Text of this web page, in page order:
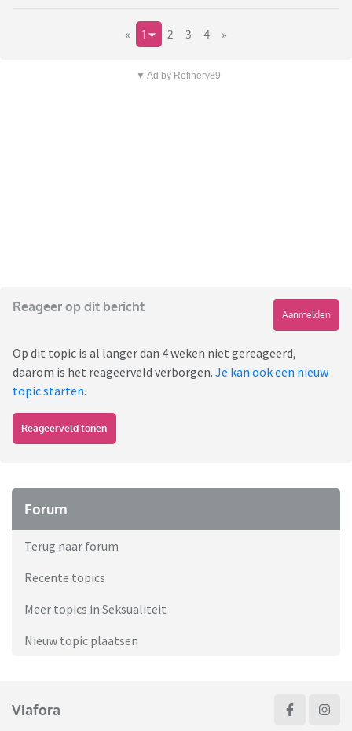
« 1 2 3 4 »
▼ Ad by Refinery89
Reageer op dit bericht
Aanmelden
Op dit topic is al langer dan 4 weken niet gereageerd,
daarom is het reageerveld verborgen. Je kan ook een nieuw
topic starten.
Reageerveld tonen
Forum
Terug naar forum
Recente topics
Meer topics in Seksualiteit
Nieuw topic plaatsen
Viafora